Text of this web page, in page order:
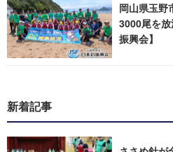
岡山県玉野
3000尾を
振興会】
新着記事